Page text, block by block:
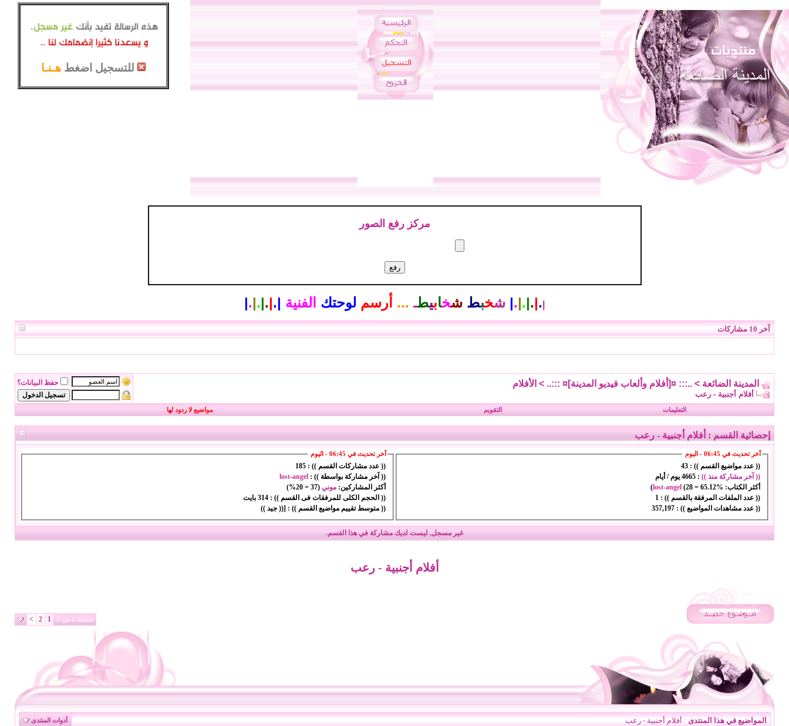
للتسجيل اضغط هـنـا
مركز رفع الصور
.
|
.
|
.
|
.
| شخبط شخابيطـ ... أرسم لوحتك الفنية |
.
|
.
|
.
|
.
|
آخر 10 مشاركات
المدينة الضائعة > ..::: ¤[أفلام وألعاب فيديو المدينة]¤ :::.. > الأفلام
أفلام أجنبية - رعب
حفظ البيانات؟
التعليمات التقويم مواضيع لا ردود لها
إحصائية القسم : أفلام أجنبية - رعب
آخر تحديث في 06:45 - اليوم
(( عدد مواضيع القسم )) : 43
(( آخر مشاركة منذ )) : 4665 يوم / أيام
أكثر الكتاب:
lost-angel (28 = 65.12%
)
(( عدد الملفات المرفقة بالقسم )) : 1
(( عدد مشاهدات المواضيع )) : 357,197
آخر تحديث في 06:45 - اليوم
(( عدد مشاركات القسم )) : 185
(( آخر مشاركة بواسطة )) : lost-angel
أكثر المشاركين: موني (
37
=
20%
)
(( الحجم الكلى للمرفقات فى القسم )) : 314 بايت
(( متوسط تقييم مواضيع القسم )) : [(( جيد ))
غير مسجل, ليست لديك مشاركة في هذا القسم.
أفلام أجنبية - رعب
صفحة 1 من 2 1
2
>
المواضيع في هذا المنتدى : أفلام أجنبية - رعب أدوات المنتدى